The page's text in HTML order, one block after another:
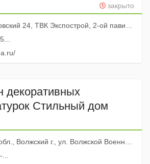
закрыто
24, ТВК Экспострой, 2-ой павильон, место 96
декоративных
Стильный дом
г., ул. Волжской Военной Флотилии, 80а